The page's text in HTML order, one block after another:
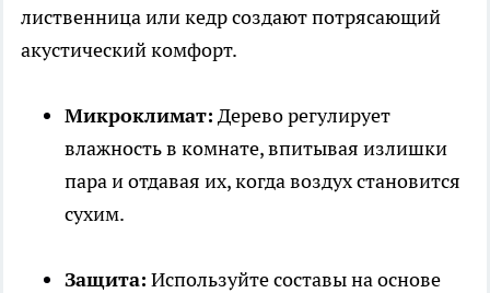
лиственница или кедр создают потрясающий
акустический комфорт.
Микроклимат: Дерево регулирует
влажность в комнате, впитывая излишки
пара и отдавая их, когда воздух становится
сухим.
Защита: Используйте составы на основе